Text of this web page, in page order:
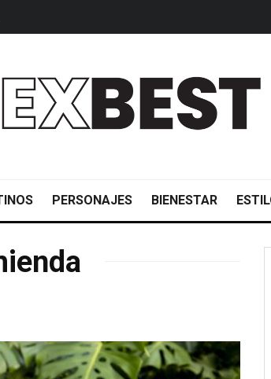
PERSONAJES BIENESTAR